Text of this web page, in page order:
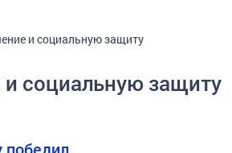
и социальную защиту
социальную защиту